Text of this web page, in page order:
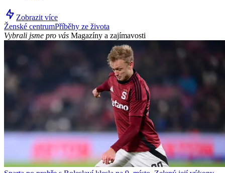
Zobrazit více
Ženské centrumPříběhy ze života
Vybrali jsme pro vás Magazíny a zajímavosti